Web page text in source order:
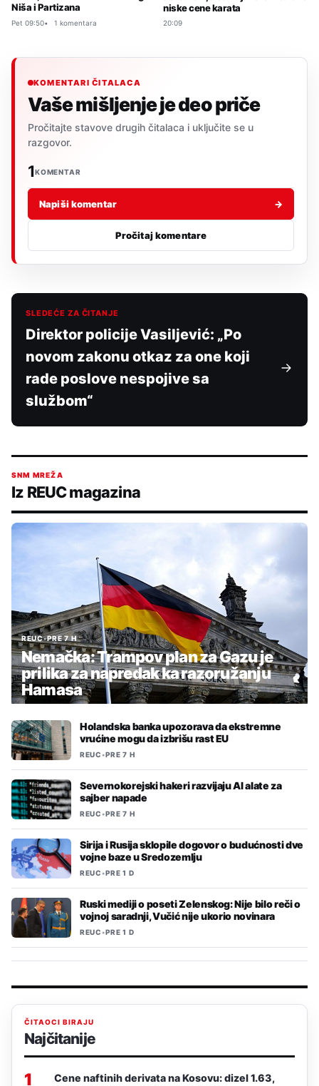
Niša i Partizana
Pet 09:50 1 komentara
niske cene karata
20:09
KOMENTARI ČITALACA
Vaše mišljenje je deo priče
Pročitajte stavove drugih čitalaca i uključite se u
razgovor.
1KOMENTAR
Napiši komentar →
Pročitaj komentare
SLEDEĆE ZA ČITANJE
Direktor policije Vasiljević: „Po
novom zakonu otkaz za one koji
rade poslove nespojive sa
službom“
SNM MREŽA
Iz REUC magazina
REUC•PRE 7 H
Nemačka: Trampov plan za Gazu je
prilika za napredak ka razoružanju
Hamasa
Holandska banka upozorava da ekstremne
vrućine mogu da izbrišu rast EU
REUC•PRE 7 H
Severnokorejski hakeri razvijaju AI alate za
sajber napade
REUC•PRE 7 H
Sirija i Rusija sklopile dogovor o budućnosti dve
vojne baze u Sredozemlju
REUC•PRE 1 D
Ruski mediji o poseti Zelenskog: Nije bilo reči o
vojnoj saradnji, Vučić nije ukorio novinara
REUC•PRE 1 D
ČITAOCI BIRAJU
Najčitanije
1
Cene naftinih derivata na Kosovu: dizel 1.63,